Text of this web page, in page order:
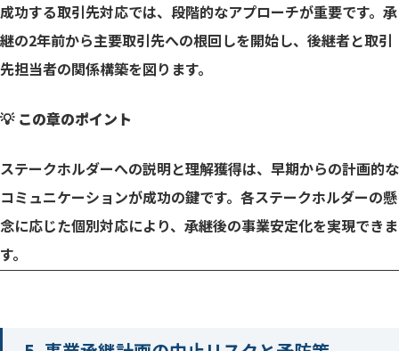
成功する取引先対応では、段階的なアプローチが重要です。承
継の2年前から主要取引先への根回しを開始し、後継者と取引
先担当者の関係構築を図ります。
💡 この章のポイント
ステークホルダーへの説明と理解獲得は、早期からの計画的な
コミュニケーションが成功の鍵です。各ステークホルダーの懸
念に応じた個別対応により、承継後の事業安定化を実現できま
す。